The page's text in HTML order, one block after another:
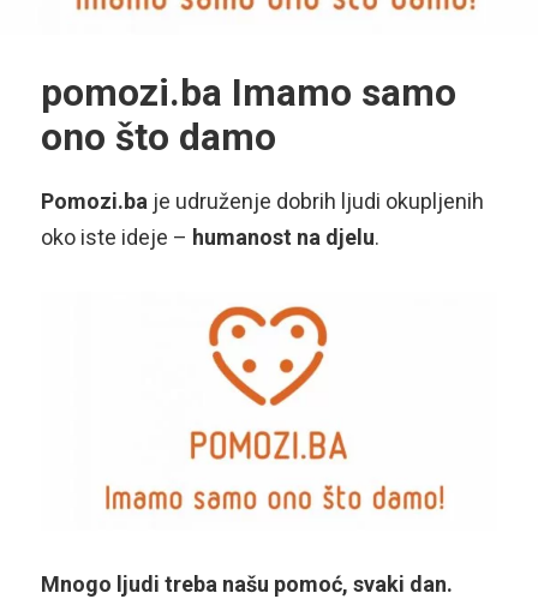
pomozi.ba Imamo samo
ono što damo
Pomozi.ba je udruženje dobrih ljudi okupljenih
oko iste ideje – humanost na djelu.
Mnogo ljudi treba našu pomoć, svaki dan.